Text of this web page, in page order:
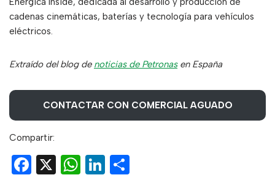
cadenas cinemáticas, baterías y tecnología para vehículos
eléctricos.
Extraído del blog de noticias de Petronasen España
CONTACTAR CON COMERCIAL AGUADO
Compartir:
F
X
W Li